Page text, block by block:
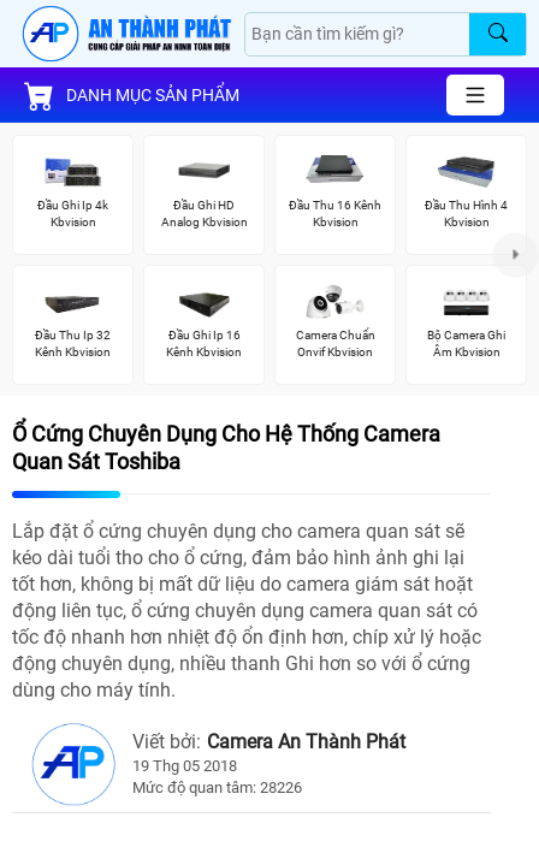
DANH MỤC SẢN PHẨM
Đầu Ghi Ip 4k
Kbvision
Đầu Ghi HD
Analog Kbvision
Đầu Thu 16 Kênh
Kbvision
Đầu Thu Hình 4
Kbvision
Đầu Thu Ip 32
Kênh Kbvision
Đầu Ghi Ip 16
Kênh Kbvision
Camera Chuẩn
Onvif Kbvision
Bộ Camera Ghi
Âm Kbvision
Ổ Cứng Chuyên Dụng Cho Hệ Thống Camera
Quan Sát Toshiba
Lắp đặt ổ cứng chuyên dụng cho camera quan sát sẽ
kéo dài tuổi tho cho ổ cứng, đảm bảo hình ảnh ghi lại
tốt hơn, không bị mất dữ liệu do camera giám sát hoặt
động liên tục, ổ cứng chuyên dụng camera quan sát có
tốc độ nhanh hơn nhiệt độ ổn định hơn, chíp xử lý hoặc
động chuyên dụng, nhiều thanh Ghi hơn so với ổ cứng
dùng cho máy tính.
Viết bởi: Camera An Thành Phát
19 Thg 05 2018
Mức độ quan tâm: 28226